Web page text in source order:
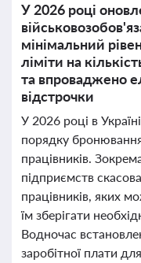
У 2026 році
мінімальний
ліміти на
та впроваджено
відстрочки
У 2026 році в
порядку
працівників.
підприємств
працівників, яких
їм зберігати
Водночас
заробітної плати